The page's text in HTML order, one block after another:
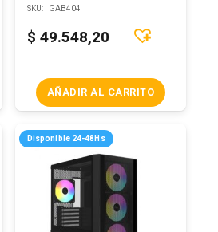
SKU: GAB404
$ 49.548,20
AÑADIR AL CARRITO
Disponible 24-48Hs